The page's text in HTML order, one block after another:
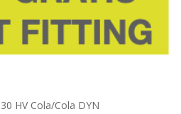
HV Cola/Cola DYN